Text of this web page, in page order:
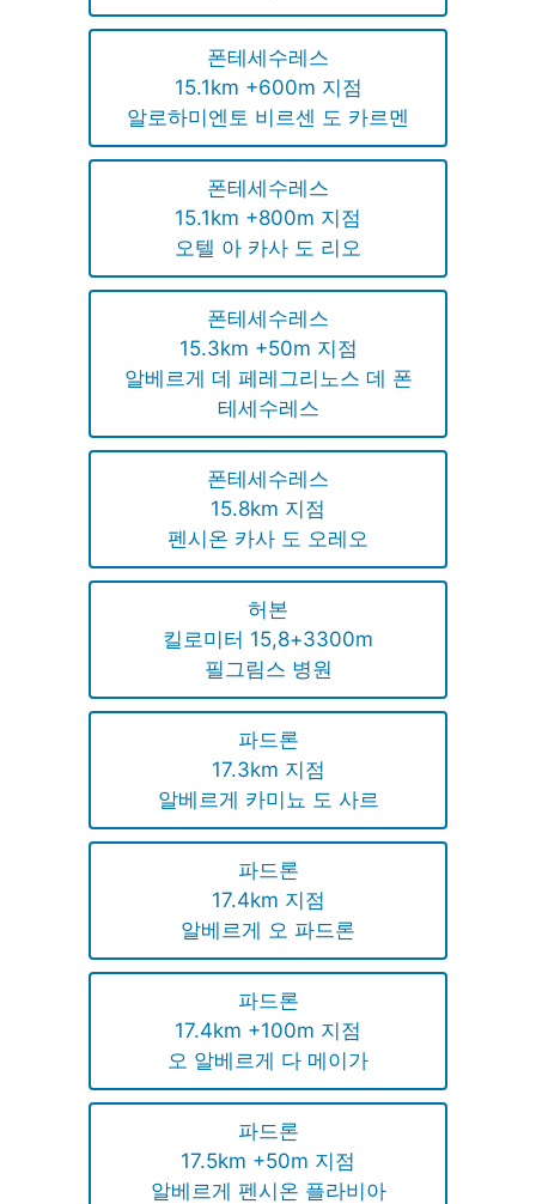
폰테세수레스
15.1km +600m 지점
알로하미엔토 비르센 도 카르멘
폰테세수레스
15.1km +800m 지점
오텔 아 카사 도 리오
폰테세수레스
15.3km +50m 지점
알베르게 데 페레그리노스 데 폰
테세수레스
폰테세수레스
15.8km 지점
펜시온 카사 도 오레오
허본
킬로미터 15,8+3300m
필그림스 병원
파드론
17.3km 지점
알베르게 카미뇨 도 사르
파드론
17.4km 지점
알베르게 오 파드론
파드론
17.4km +100m 지점
오 알베르게 다 메이가
파드론
17.5km +50m 지점
알베르게 펜시온 플라비아